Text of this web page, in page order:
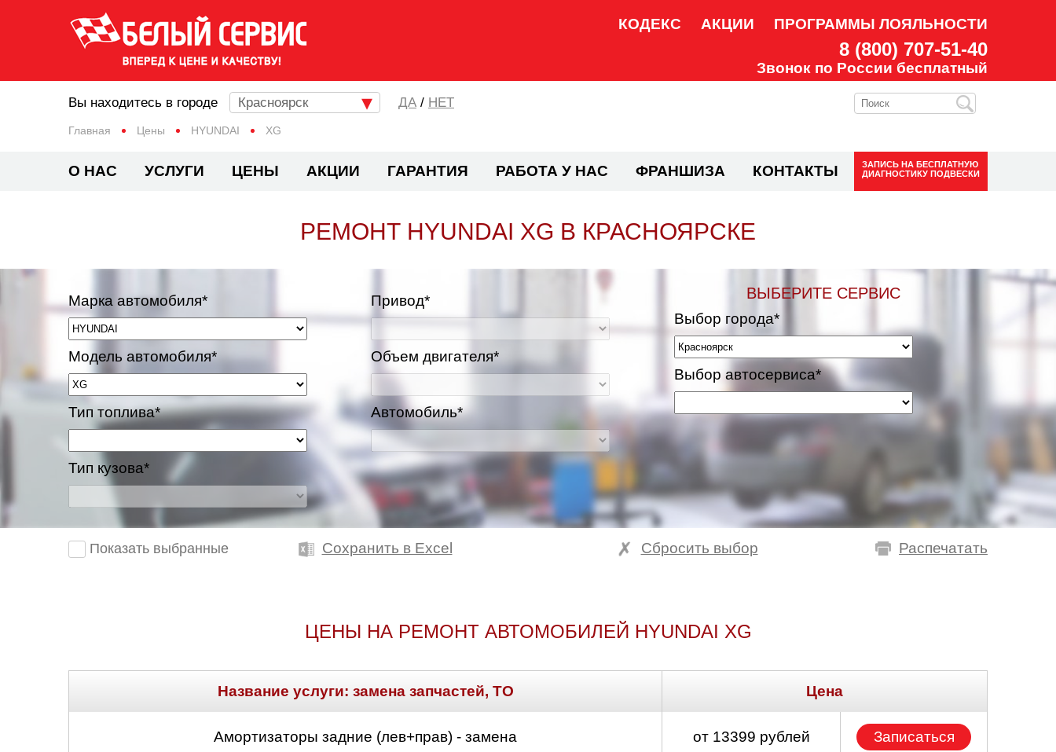
КОДЕКС АКЦИИ ПРОГРАММЫ ЛОЯЛЬНОСТИ
8 (800) 707-51-40
Звонок по России бесплатный
Главная Цены HYUNDAI XG
Вы находитесь в городе Красноярск / НЕТ
О НАС УСЛУГИ ЦЕНЫ АКЦИИ ГАРАНТИЯ РАБОТА У НАС ФРАНШИЗА КОНТАКТЫ ЗАПИСЬ НА БЕСПЛАТНУЮ
ДИАГНОСТИКУ ПОДВЕСКИ
РЕМОНТ HYUNDAI XG В КРАСНОЯРСКЕ
Марка автомобиля*
Модель автомобиля*
Тип топлива*
Тип кузова*
Привод*
Объем двигателя*
Автомобиль*
ВЫБЕРИТЕ СЕРВИС
Выбор города*
Выбор автосервиса*
Показать выбранные Сохранить в Excel Распечатать
Сбросить выбор
ЦЕНЫ НА РЕМОНТ АВТОМОБИЛЕЙ HYUNDAI XG
Название услуги: замена запчастей, ТО Цена
Амортизаторы задние (лев+прав) - замена от 13399 рублей Записаться